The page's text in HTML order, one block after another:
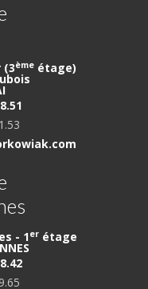
(3èmeétage)
- 1er étage